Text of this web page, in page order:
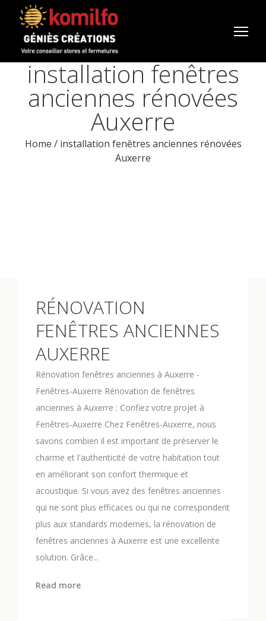
installation fenêtres
anciennes rénovées
Auxerre
Home /installation fenêtres anciennes rénovées
Auxerre
RÉNOVATION
FENÊTRES ANCIENNES
AUXERRE
Rénovation fenêtres anciennes à Auxerre -
Fenêtres-Auxerre Rénovation de fenêtres
anciennes à Auxerre : Confiez votre projet à
Fenêtres-Auxerre Chez Fenêtres-Auxerre, nous
savons combien il est important de préserver le
charme et l'authenticité de votre habitation tout
en améliorant son confort thermique et
acoustique. Si vous avez des fenêtres anciennes
qui ne sont plus efficaces ou qui ne correspondent
plus aux standards modernes, la rénovation de
fenêtres anciennes à Auxerre est une excellente
solution. Grâce...
Read more